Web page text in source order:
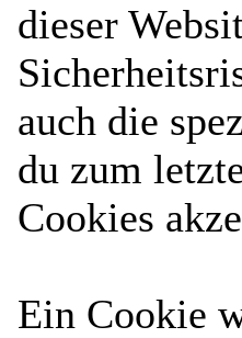
dieser
auch die
du zum
Cookies
Ein Cookie